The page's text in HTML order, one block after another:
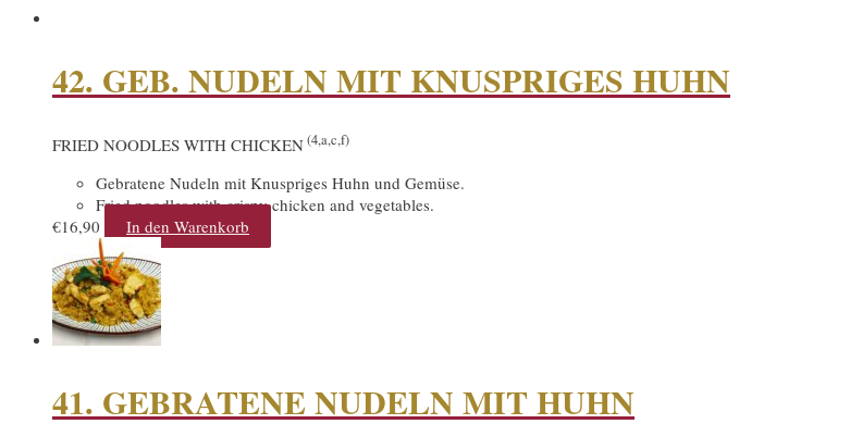
42. GEB. NUDELN MIT KNUSPRIGES HUHN
FRIED NOODLES WITH CHICKEN(4,a,c,f)
Gebratene Nudeln mit Knuspriges Huhn und Gemüse.
Fried noodles with crispy chicken and vegetables.
€16,90 In den Warenkorb
41. GEBRATENE NUDELN MIT HUHN